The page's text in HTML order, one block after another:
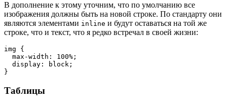
В дополнение к этому уточним, что по умолчанию все
изображения должны быть на новой строке. По стандарту они
являются элементами inline и будут оставаться на той же
строке, что и текст, что я редко встречал в своей жизни:
img {
  max-width: 100%;
  display: block;
}
Таблицы